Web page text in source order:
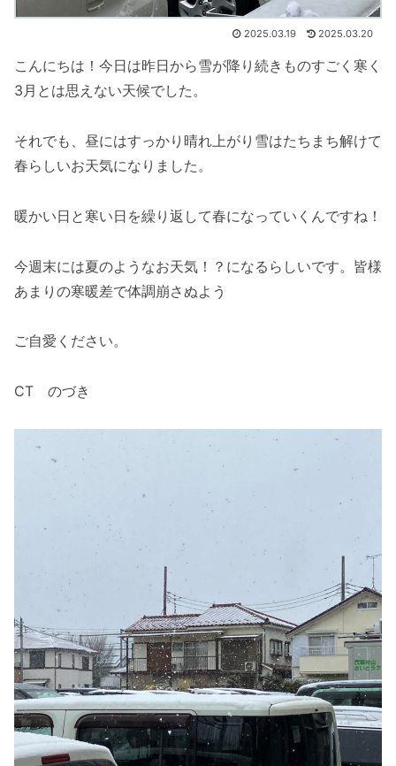
2025.03.19 2025.03.20
こんにちは！今日は昨日から雪が降り続きものすごく寒く
3月とは思えない天候でした。
それでも、昼にはすっかり晴れ上がり雪はたちまち解けて
春らしいお天気になりました。
暖かい日と寒い日を繰り返して春になっていくんですね！
今週末には夏のようなお天気！？になるらしいです。皆様
あまりの寒暖差で体調崩さぬよう
ご自愛ください。
CT のづき